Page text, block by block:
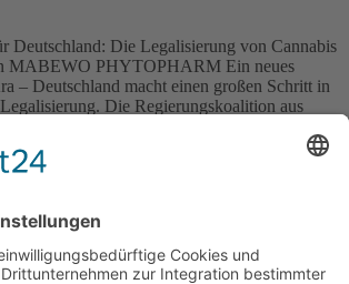
Deutschland: Die Legalisierung von Cannabis
MABEWO PHYTOPHARM Ein neues
– Deutschland macht einen großen Schritt in
Die Regierungskoalition aus
Betäubungsmittelgesetz zu streichen. Ein
der nicht nur […]